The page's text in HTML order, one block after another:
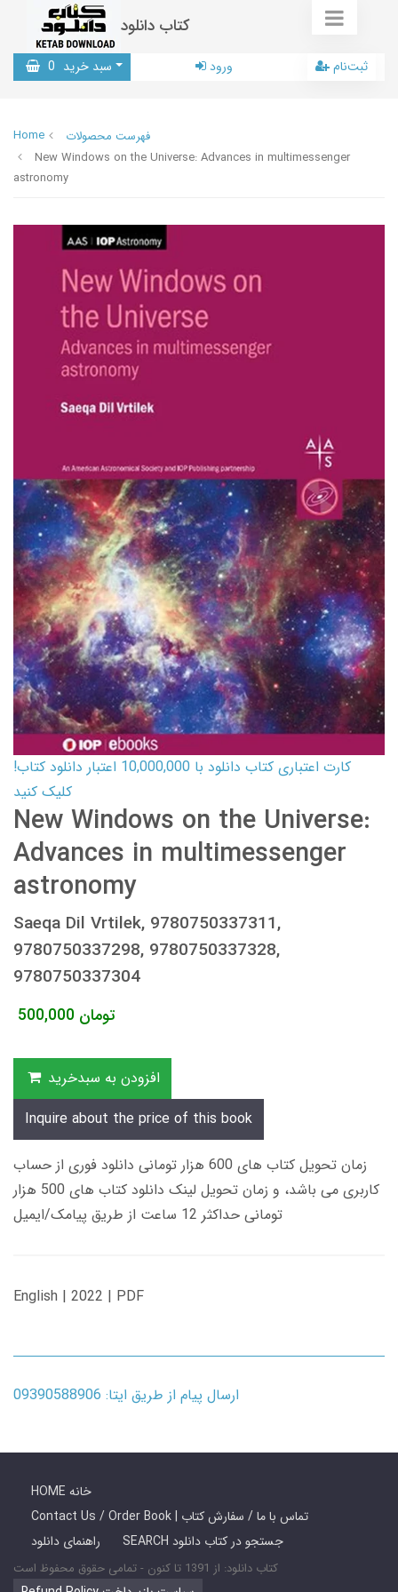
کتاب دانلود
سبد خرید 0 ورود ثبت‌نام
Home
فهرست محصولات
New Windows on the Universe: Advances in multimessenger
astronomy
کارت اعتباری کتاب دانلود با 10,000,000 اعتبار دانلود کتاب!
کلیک کنید
New Windows on the Universe:
Advances in multimessenger
astronomy
Saeqa Dil Vrtilek, 9780750337311,
9780750337298, 9780750337328,
9780750337304
500,000 تومان
افزودن به سبدخرید
Inquire about the price of this book
زمان تحویل کتاب های 600 هزار تومانی دانلود فوری از حساب
کاربری می باشد، و زمان تحویل لینک دانلود کتاب های 500 هزار
تومانی حداکثر 12 ساعت از طریق پیامک/ایمیل
English | 2022 | PDF
ارسال پیام از طریق ایتا: 09390588906
HOME خانه
Contact Us / Order Book | تماس با ما / سفارش کتاب
راهنمای دانلود
SEARCH جستجو در کتاب دانلود
کتاب دانلود: از 1391 تا کنون - تمامی حقوق محفوظ است